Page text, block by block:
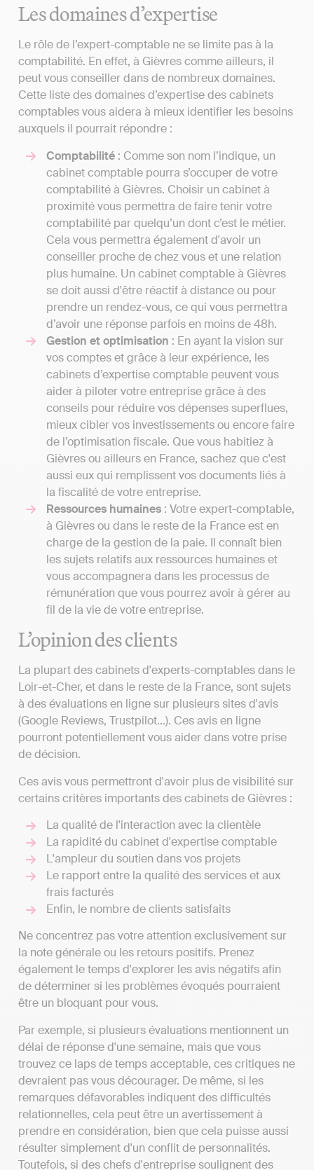
Les domaines d’expertise
Le rôle de l’expert-comptable ne se limite pas à la
comptabilité. En effet, à Gièvres comme ailleurs, il
peut vous conseiller dans de nombreux domaines.
Cette liste des domaines d’expertise des cabinets
comptables vous aidera à mieux identifier les besoins
auxquels il pourrait répondre :
Comptabilité : Comme son nom l’indique, un
cabinet comptable pourra s’occuper de votre
comptabilité à Gièvres. Choisir un cabinet à
proximité vous permettra de faire tenir votre
comptabilité par quelqu’un dont c’est le métier.
Cela vous permettra également d'avoir un
conseiller proche de chez vous et une relation
plus humaine. Un cabinet comptable à Gièvres
se doit aussi d'être réactif à distance ou pour
prendre un rendez-vous, ce qui vous permettra
d’avoir une réponse parfois en moins de 48h.
Gestion et optimisation : En ayant la vision sur
vos comptes et grâce à leur expérience, les
cabinets d’expertise comptable peuvent vous
aider à piloter votre entreprise grâce à des
conseils pour réduire vos dépenses superflues,
mieux cibler vos investissements ou encore faire
de l’optimisation fiscale. Que vous habitiez à
Gièvres ou ailleurs en France, sachez que c'est
aussi eux qui remplissent vos documents liés à
la fiscalité de votre entreprise.
Ressources humaines : Votre expert-comptable,
à Gièvres ou dans le reste de la France est en
charge de la gestion de la paie. Il connaît bien
les sujets relatifs aux ressources humaines et
vous accompagnera dans les processus de
rémunération que vous pourrez avoir à gérer au
fil de la vie de votre entreprise.
L’opinion des clients
La plupart des cabinets d'experts-comptables dans le
Loir-et-Cher, et dans le reste de la France, sont sujets
à des évaluations en ligne sur plusieurs sites d'avis
(Google Reviews, Trustpilot...). Ces avis en ligne
pourront potentiellement vous aider dans votre prise
de décision.
Ces avis vous permettront d'avoir plus de visibilité sur
certains critères importants des cabinets de Gièvres :
La qualité de l'interaction avec la clientèle
La rapidité du cabinet d'expertise comptable
L'ampleur du soutien dans vos projets
Le rapport entre la qualité des services et aux
frais facturés
Enfin, le nombre de clients satisfaits
Ne concentrez pas votre attention exclusivement sur
la note générale ou les retours positifs. Prenez
également le temps d'explorer les avis négatifs afin
de déterminer si les problèmes évoqués pourraient
être un bloquant pour vous.
Par exemple, si plusieurs évaluations mentionnent un
délai de réponse d'une semaine, mais que vous
trouvez ce laps de temps acceptable, ces critiques ne
devraient pas vous décourager. De même, si les
remarques défavorables indiquent des difficultés
relationnelles, cela peut être un avertissement à
prendre en considération, bien que cela puisse aussi
résulter simplement d'un conflit de personnalités.
Toutefois, si des chefs d'entreprise soulignent des